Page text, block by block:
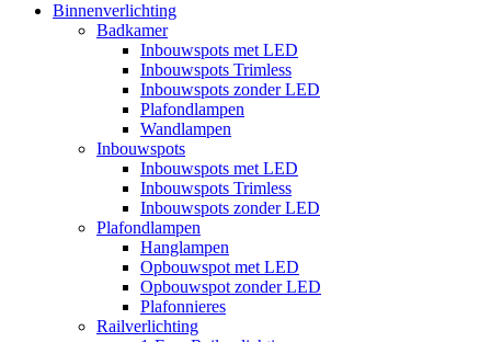
Binnenverlichting
Badkamer
Inbouwspots met LED
Inbouwspots Trimless
Inbouwspots zonder LED
Plafondlampen
Wandlampen
Inbouwspots
Inbouwspots met LED
Inbouwspots Trimless
Inbouwspots zonder LED
Plafondlampen
Hanglampen
Opbouwspot met LED
Opbouwspot zonder LED
Plafonnieres
Railverlichting